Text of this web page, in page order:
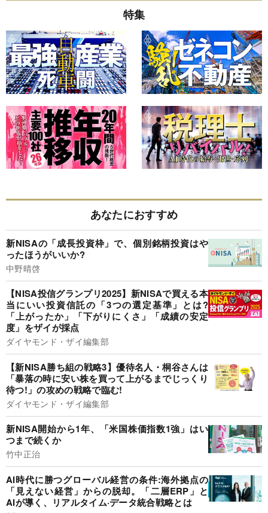
特集
あなたにおすすめ
新NISAの「成長投資枠」で、個別銘柄投資はや
ったほうがいいか?
中野晴啓
【NISA投信グランプリ2025】新NISAで買える本
当にいい投資信託の「3つの選定基準」とは?
「上がったか」「下がりにくさ」「成績の安定
度」をザイが採点
ダイヤモンド・ザイ編集部
【新NISA勝ち組の戦略3】優待名人・桐谷さんは
「暴落の時に安い株を買って上がるまでじっくり
待つ!」の攻めの戦略で臨む!
ダイヤモンド・ザイ編集部
新NISA開始から1年、「米国株価指数1強」はい
つまで続くか
竹中正治
AI時代に勝つグローバル経営の条件:海外拠点の
「見えない経営」からの脱却。「二層ERP」と
AIが導く、リアルタイム·データ統合戦略とは